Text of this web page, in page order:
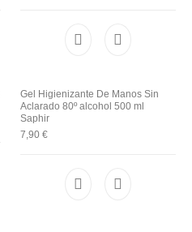
Gel Higienizante De Manos Sin
Aclarado 80º alcohol 500 ml
Saphir
7,90 €